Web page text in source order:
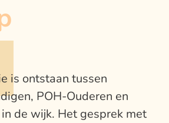
is ontstaan tussen
POH-Ouderen en
de wijk. Het gesprek met